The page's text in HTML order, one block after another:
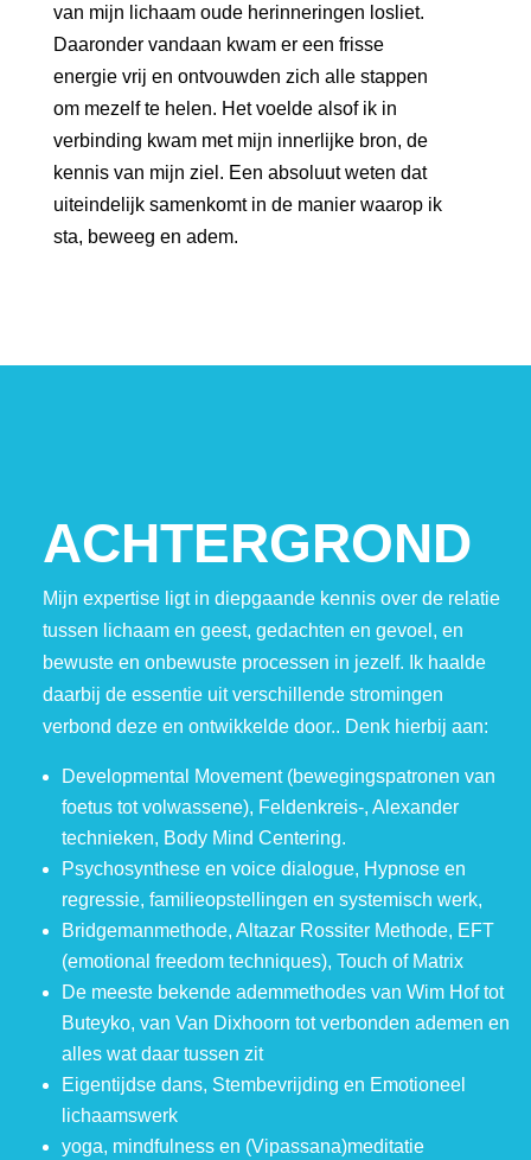
van mijn lichaam oude herinneringen losliet.
Daaronder vandaan kwam er een frisse
energie vrij en ontvouwden zich alle stappen
om mezelf te helen. Het voelde alsof ik in
verbinding kwam met mijn innerlijke bron, de
kennis van mijn ziel. Een absoluut weten dat
uiteindelijk samenkomt in de manier waarop ik
sta, beweeg en adem.
ACHTERGROND
Mijn expertise ligt in diepgaande kennis over de relatie
tussen lichaam en geest, gedachten en gevoel, en
bewuste en onbewuste processen in jezelf. Ik haalde
daarbij de essentie uit verschillende stromingen
verbond deze en ontwikkelde door.. Denk hierbij aan:
Developmental Movement (bewegingspatronen van
foetus tot volwassene), Feldenkreis-, Alexander
technieken, Body Mind Centering.
Psychosynthese en voice dialogue, Hypnose en
regressie, familieopstellingen en systemisch werk,
Bridgemanmethode, Altazar Rossiter Methode, EFT
(emotional freedom techniques), Touch of Matrix
De meeste bekende ademmethodes van Wim Hof tot
Buteyko, van Van Dixhoorn tot verbonden ademen en
alles wat daar tussen zit
Eigentijdse dans, Stembevrijding en Emotioneel
lichaamswerk
yoga, mindfulness en (Vipassana)meditatie